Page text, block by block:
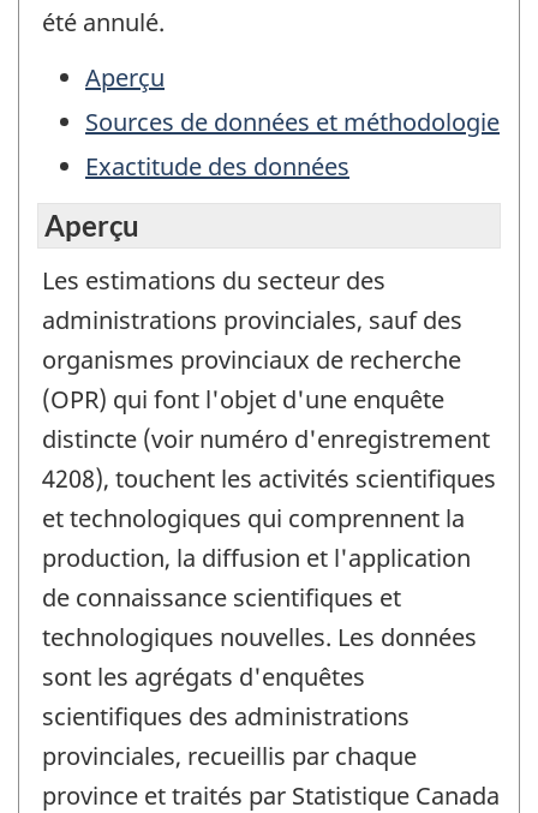
été annulé.
Aperçu
Sources de données et méthodologie
Exactitude des données
Aperçu
Les estimations du secteur des
administrations provinciales, sauf des
organismes provinciaux de recherche
(OPR) qui font l'objet d'une enquête
distincte (voir numéro d'enregistrement
4208), touchent les activités scientifiques
et technologiques qui comprennent la
production, la diffusion et l'application
de connaissance scientifiques et
technologiques nouvelles. Les données
sont les agrégats d'enquêtes
scientifiques des administrations
provinciales, recueillis par chaque
province et traités par Statistique Canada